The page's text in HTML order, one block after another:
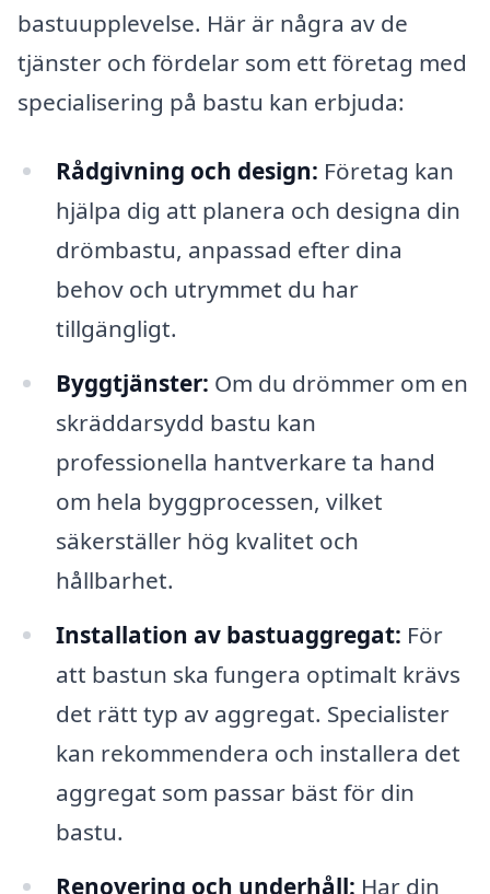
bastuupplevelse. Här är några av de
tjänster och fördelar som ett företag med
specialisering på bastu kan erbjuda:
Rådgivning och design: Företag kan
hjälpa dig att planera och designa din
drömbastu, anpassad efter dina
behov och utrymmet du har
tillgängligt.
Byggtjänster: Om du drömmer om en
skräddarsydd bastu kan
professionella hantverkare ta hand
om hela byggprocessen, vilket
säkerställer hög kvalitet och
hållbarhet.
Installation av bastuaggregat: För
att bastun ska fungera optimalt krävs
det rätt typ av aggregat. Specialister
kan rekommendera och installera det
aggregat som passar bäst för din
bastu.
Renovering och underhåll: Har din